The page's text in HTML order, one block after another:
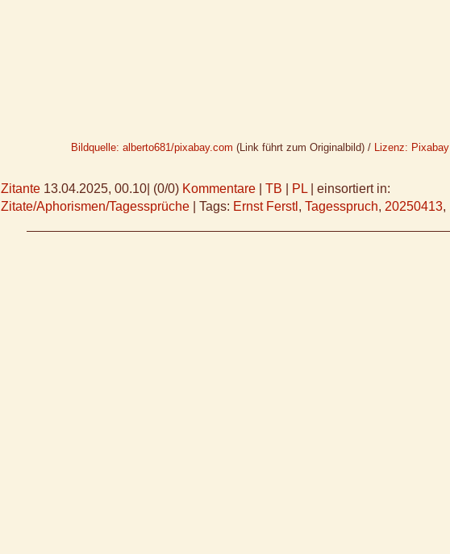
Bildquelle: alberto681/pixabay.com (Link führt zum Originalbild) / Lizenz: Pixabay
Zitante 13.04.2025, 00.10 (0/0) Kommentare TB PL
einsortiert in:
Zitate/Aphorismen/Tagessprüche
Tags: Ernst Ferstl , Tagesspruch, 20250413,